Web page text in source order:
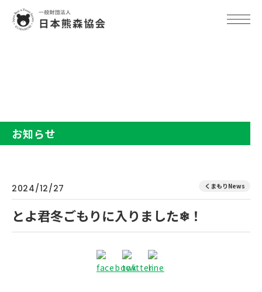
お知らせ
2024/12/27 くまもりNews
とよ君冬ごもりに入りました❄！